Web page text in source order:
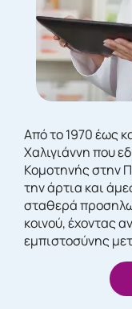
Από το 1970 έως
Χαλιγιάννη που
Κομοτηνής στην
την άρτια και
σταθερά
κοινού, έχοντας
εμπιστοσύνης